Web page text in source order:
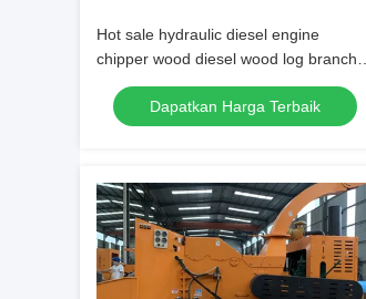
Hot sale hydraulic diesel engine
chipper wood diesel wood log branch
shredder machine
Dapatkan Harga Terbaik